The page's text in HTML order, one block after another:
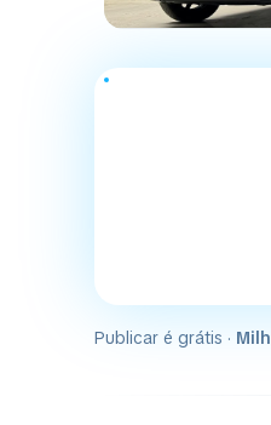
Publicar é grátis ·